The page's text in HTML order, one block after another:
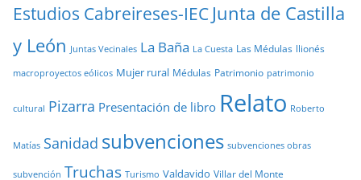
Estudios Cabreireses-IEC Junta de Castilla
y León Juntas Vecinales La Baña La Cuesta Las Médulas llionés
macroproyectos eólicos Mujer rural Médulas Patrimonio patrimonio
cultural Pizarra Presentación de libro Relato Roberto
Matías Sanidad subvenciones subvenciones obras
subvención Truchas Turismo Valdavido Villar del Monte